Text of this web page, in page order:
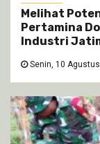
Melihat
Pertamina
Industri
Senin, 10